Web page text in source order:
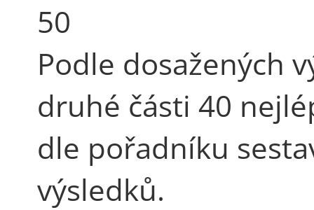
50
Podle dosažených
druhé části 40
dle pořadníku
výsledků.